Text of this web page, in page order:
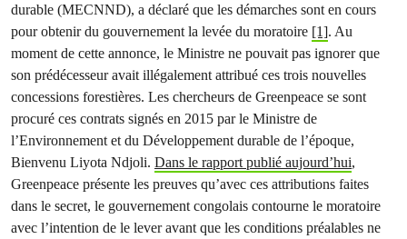
durable (MECNND), a déclaré que les démarches sont en cours
pour obtenir du gouvernement la levée du moratoire [1]. Au
moment de cette annonce, le Ministre ne pouvait pas ignorer que
son prédécesseur avait illégalement attribué ces trois nouvelles
concessions forestières. Les chercheurs de Greenpeace se sont
procuré ces contrats signés en 2015 par le Ministre de
l’Environnement et du Développement durable de l’époque,
Bienvenu Liyota Ndjoli. Dans le rapport publié aujourd’hui,
Greenpeace présente les preuves qu’avec ces attributions faites
dans le secret, le gouvernement congolais contourne le moratoire
avec l’intention de le lever avant que les conditions préalables ne